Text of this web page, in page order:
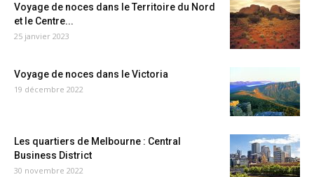
Voyage de noces dans le Territoire du Nord
et le Centre...
25 janvier 2023
Voyage de noces dans le Victoria
19 décembre 2022
Les quartiers de Melbourne : Central
Business District
30 novembre 2022